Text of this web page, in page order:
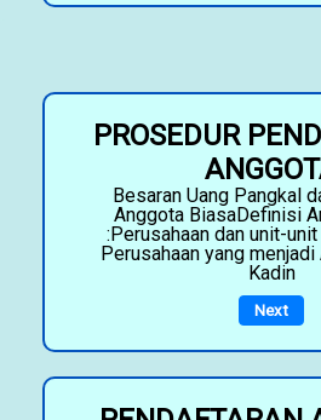
PROSEDUR
Besaran Uang Pangkal
Anggota BiasaDefinisi
:Perusahaan dan unit-
Perusahaan yang
Kadin
Next